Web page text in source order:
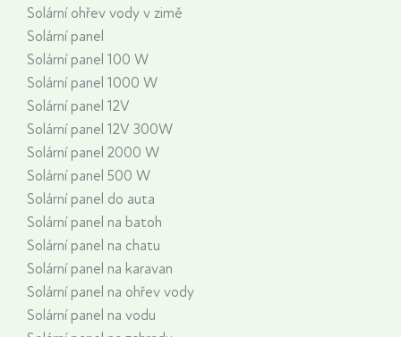
Solární ohřev vody v zimě
Solární panel
Solární panel 100 W
Solární panel 1000 W
Solární panel 12V
Solární panel 12V 300W
Solární panel 2000 W
Solární panel 500 W
Solární panel do auta
Solární panel na batoh
Solární panel na chatu
Solární panel na karavan
Solární panel na ohřev vody
Solární panel na vodu